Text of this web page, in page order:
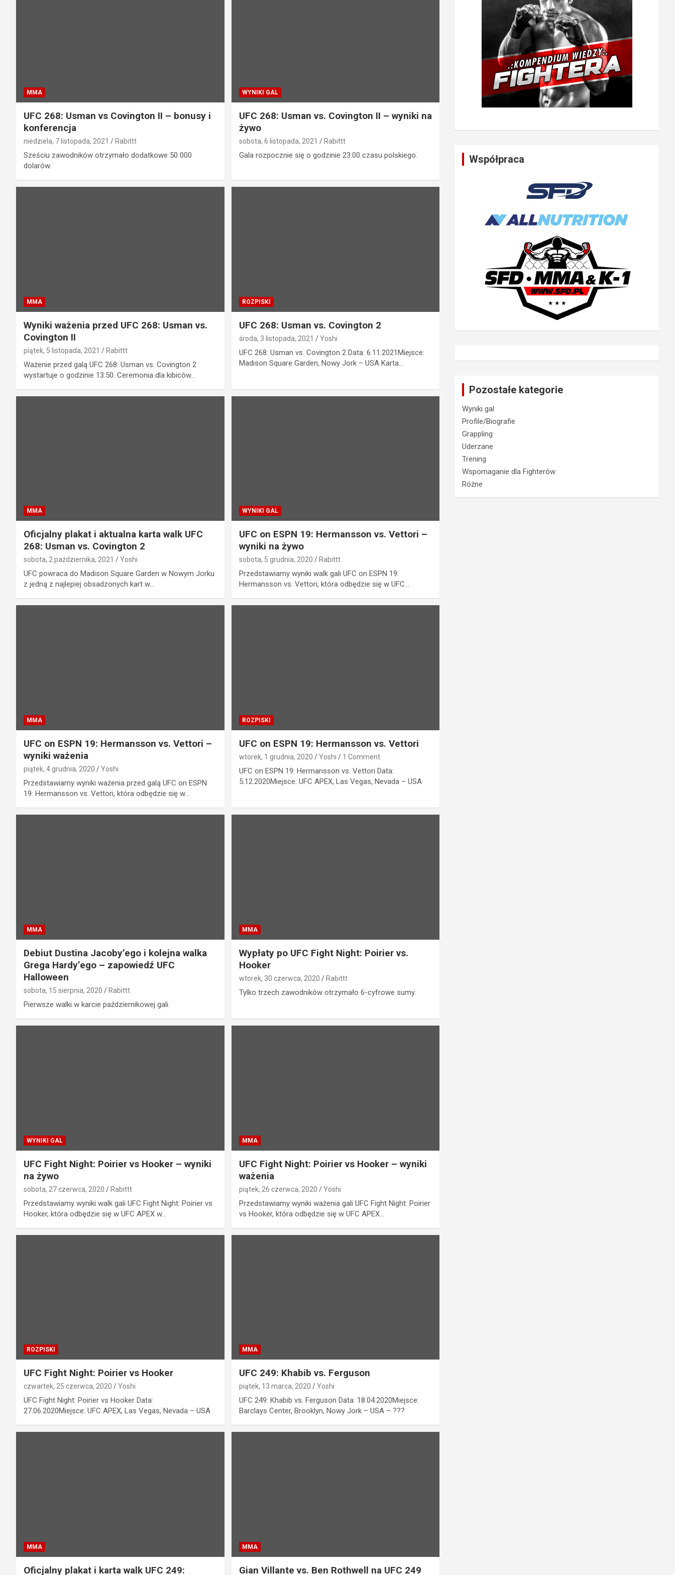
MMA
UFC 268: Usman vs Covington II – bonusy i
konferencja
niedziela, 7 listopada, 2021 Rabittt
Sześciu zawodników otrzymało dodatkowe 50 000
dolarów.
WYNIKI GAL
UFC 268: Usman vs. Covington II – wyniki na
żywo
sobota, 6 listopada, 2021 Rabittt
Gala rozpocznie się o godzinie 23:00 czasu polskiego.
MMA
Wyniki ważenia przed UFC 268: Usman vs.
Covington II
piątek, 5 listopada, 2021 Rabittt
Ważenie przed galą UFC 268: Usman vs. Covington 2
wystartuje o godzinie 13:50. Ceremonia dla kibiców…
ROZPISKI
UFC 268: Usman vs. Covington 2
środa, 3 listopada, 2021 Yoshi
UFC 268: Usman vs. Covington 2 Data: 6.11.2021Miejsce:
Madison Square Garden, Nowy Jork – USA Karta…
MMA
Oficjalny plakat i aktualna karta walk UFC
268: Usman vs. Covington 2
sobota, 2 października, 2021 Yoshi
UFC powraca do Madison Square Garden w Nowym Jorku
z jedną z najlepiej obsadzonych kart w…
WYNIKI GAL
UFC on ESPN 19: Hermansson vs. Vettori –
wyniki na żywo
sobota, 5 grudnia, 2020 Rabittt
Przedstawiamy wyniki walk gali UFC on ESPN 19:
Hermansson vs. Vettori, która odbędzie się w UFC…
MMA
UFC on ESPN 19: Hermansson vs. Vettori –
wyniki ważenia
piątek, 4 grudnia, 2020 Yoshi
Przedstawiamy wyniki ważenia przed galą UFC on ESPN
19: Hermansson vs. Vettori, która odbędzie się w…
ROZPISKI
UFC on ESPN 19: Hermansson vs. Vettori
wtorek, 1 grudnia, 2020 Yoshi 1 Comment
UFC on ESPN 19: Hermansson vs. Vettori Data:
5.12.2020Miejsce: UFC APEX, Las Vegas, Nevada – USA
MMA
Debiut Dustina Jacoby’ego i kolejna walka
Grega Hardy’ego – zapowiedź UFC
Halloween
sobota, 15 sierpnia, 2020 Rabittt
Pierwsze walki w karcie październikowej gali.
MMA
Wypłaty po UFC Fight Night: Poirier vs.
Hooker
wtorek, 30 czerwca, 2020 Rabittt
Tylko trzech zawodników otrzymało 6-cyfrowe sumy.
WYNIKI GAL
UFC Fight Night: Poirier vs Hooker – wyniki
na żywo
sobota, 27 czerwca, 2020 Rabittt
Przedstawiamy wyniki walk gali UFC Fight Night: Poirier vs
Hooker, która odbędzie się w UFC APEX w…
MMA
UFC Fight Night: Poirier vs Hooker – wyniki
ważenia
piątek, 26 czerwca, 2020 Yoshi
Przedstawiamy wyniki ważenia gali UFC Fight Night: Poirier
vs Hooker, która odbędzie się w UFC APEX…
ROZPISKI
UFC Fight Night: Poirier vs Hooker
czwartek, 25 czerwca, 2020 Yoshi
UFC Fight Night: Poirier vs Hooker Data:
27.06.2020Miejsce: UFC APEX, Las Vegas, Nevada – USA
MMA
UFC 249: Khabib vs. Ferguson
piątek, 13 marca, 2020 Yoshi
UFC 249: Khabib vs. Ferguson Data: 18.04.2020Miejsce:
Barclays Center, Brooklyn, Nowy Jork – USA – ???
MMA
Oficjalny plakat i karta walk UFC 249:
MMA
Gian Villante vs. Ben Rothwell na UFC 249
Współpraca
Pozostałe kategorie
Wyniki gal
Profile/Biografie
Grappling
Uderzane
Trening
Wspomaganie dla Fighterów
Różne